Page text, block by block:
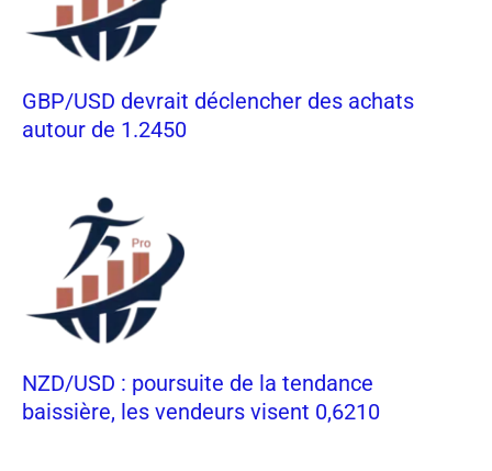
GBP/USD devrait déclencher des achats
autour de 1.2450
NZD/USD : poursuite de la tendance
baissière, les vendeurs visent 0,6210